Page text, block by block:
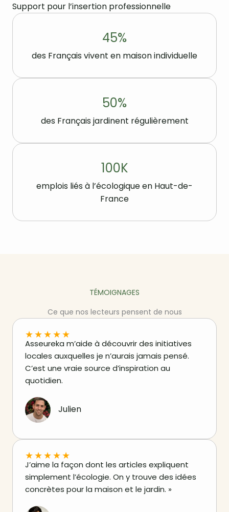
Support pour l’insertion professionnelle
45%
des Français vivent en maison individuelle
50%
des Français jardinent régulièrement
100K
emplois liés à l’écologique en Haut-de-
France
TÉMOIGNAGES
Ce que nos lecteurs pensent de nous
★★★★★
Asseureka m’aide à découvrir des initiatives
locales auxquelles je n’aurais jamais pensé.
C’est une vraie source d’inspiration au
quotidien.
Julien
★★★★★
J’aime la façon dont les articles expliquent
simplement l’écologie. On y trouve des idées
concrètes pour la maison et le jardin. »